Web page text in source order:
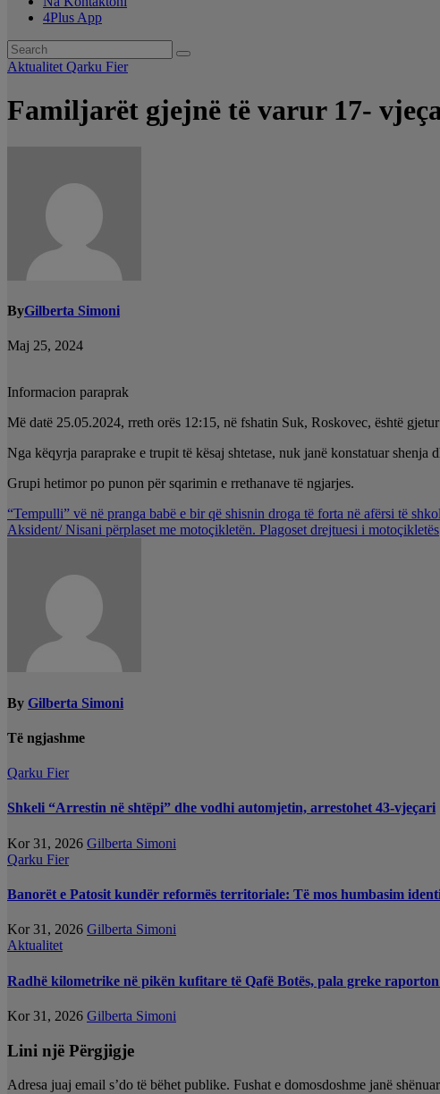
4Plus App
Aktualitet Qarku Fier
Familjarët gjejnë të varur 17-
ByGilberta Simoni
Maj 25, 2024
Informacion paraprak
Më datë 25.05.2024, rreth orës 12:15, në fshatin Suk, Roskovec, është
Nga këqyrja paraprake e trupit të kësaj shtetase, nuk janë konstatuar shenja
Grupi hetimor po punon për sqarimin e rrethanave të ngjarjes.
Lëvizje
te
“Tempulli” vë në pranga babë e bir që shisnin droga të forta në afërsi të
Aksident/ Nisani përplaset me motoçikletën. Plagoset drejtuesi i motoçikletës
By Gilberta Simoni
Të ngjashme
Qarku Fier
Shkeli “Arrestin në shtëpi” dhe vodhi automjetin, arrestohet 43-vjeçari
Kor 31, 2026 Gilberta Simoni
Qarku Fier
Banorët e Patosit kundër reformës territoriale: Të mos humbasim
Kor 31, 2026 Gilberta Simoni
Aktualitet
Radhë kilometrike në pikën kufitare të Qafë Botës, pala greke
Kor 31, 2026 Gilberta Simoni
Lini një Përgjigje
Adresa juaj email s’do të bëhet publike. Fushat e domosdoshme janë